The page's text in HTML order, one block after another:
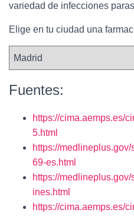
variedad de infecciones
Elige en tu ciudad una
Fuentes:
https://cima.aemps.es/
5.html
https://
69-es.html
https://
ines.html
https://cima.aemps.es/